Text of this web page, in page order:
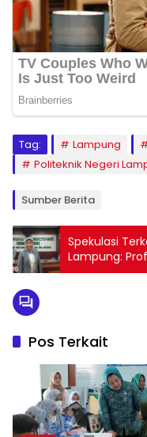
Tag: Lampung
Politeknik Negeri
Sumber Berita
Spekulasi
Lampung:
Angkat Bicara
Pos Terkait